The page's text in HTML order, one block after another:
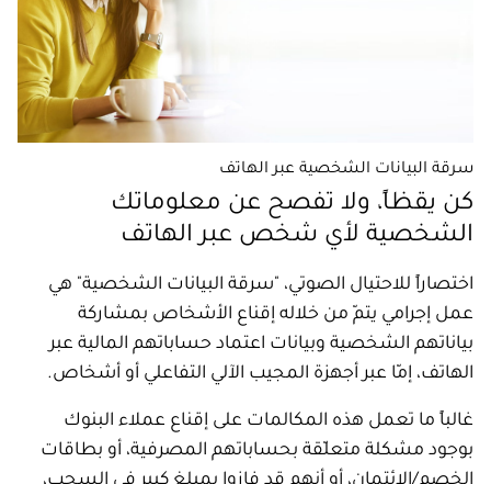
سرقة البيانات الشخصية عبر الهاتف
كن يقظاً، ولا تفصح عن معلوماتك
الشخصية لأي شخص عبر الهاتف
اختصاراً للاحتيال الصوتي، "سرقة البيانات الشخصية" هي
عمل إجرامي يتمّ من خلاله إقناع الأشخاص بمشاركة
بياناتهم الشخصية وبيانات اعتماد حساباتهم المالية عبر
الهاتف، إمّا عبر أجهزة المجيب الآلي التفاعلي أو أشخاص.
غالباً ما تعمل هذه المكالمات على إقناع عملاء البنوك
بوجود مشكلة متعلّقة بحساباتهم المصرفية، أو بطاقات